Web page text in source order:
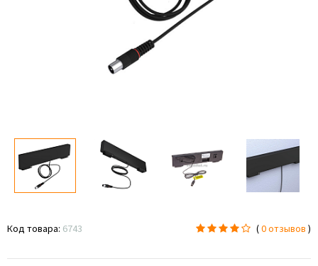
Код товара: 6743 (0 отзывов )